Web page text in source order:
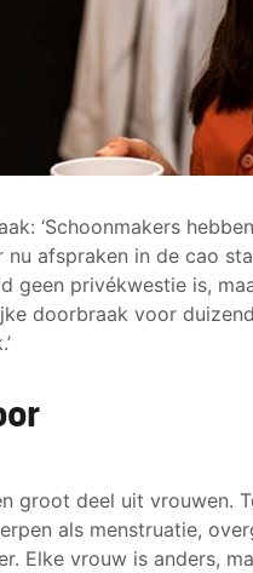
‘Schoonmakers
afspraken in de cao
geen privékwestie is,
doorbraak voor
groot deel uit vrouwen.
als menstruatie,
Elke vrouw is anders,